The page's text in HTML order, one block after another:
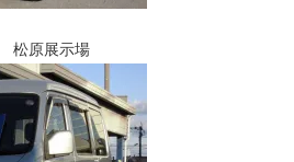
松原展示場